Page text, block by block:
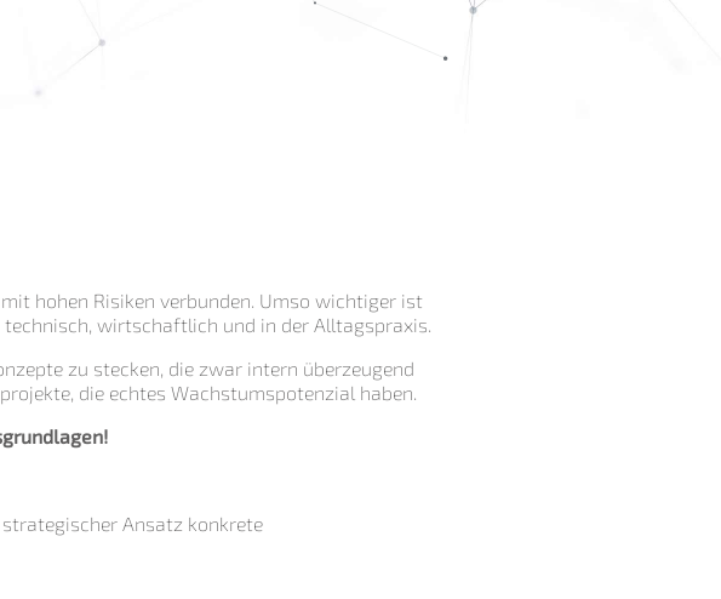
hohen Risiken verbunden. Umso wichtiger ist
wirtschaftlich und in der Alltagspraxis.
zu stecken, die zwar intern überzeugend
die echtes Wachstumspotenzial haben.
Ansatz konkrete